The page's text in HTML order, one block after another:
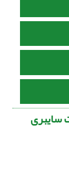
سایبری